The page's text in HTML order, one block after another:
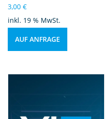
3,00 €
inkl. 19 % MwSt.
AUF ANFRAGE